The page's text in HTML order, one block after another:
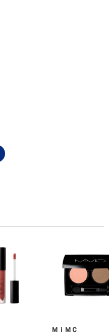
ＭｉＭＣ